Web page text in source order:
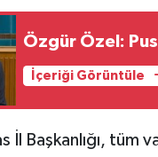
Özgür Özel:
İçeriği Görüntüle
İl Başkanlığı, tüm